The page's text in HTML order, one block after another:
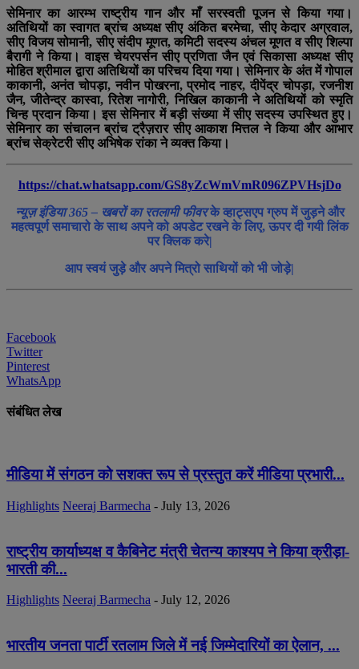
सेमिनार का आरम्भ राष्ट्रीय गान और माँ सरस्वती पूजन से किया गया।
अतिथियों का स्वागत ब्रांच अध्यक्ष सीए अंकित बरमेचा, सीए केदार अग्रवाल,
सीए विजय सोमानी, सीए संदीप मूणत, कमिटी सदस्य अंचल मूणत व सीए शिल्पा
बैरागी ने किया। वाइस चेयरपर्सन सीए प्रणिता जैन एवं सिकासा अध्यक्ष सीए
मोहित श्रीमाल द्वारा अतिथियों का परिचय दिया गया। सेमिनार के अंत में गोपाल
काकानी, अनंत चोपड़ा, नवीन पोखरना, प्रमोद नाहर, दीपेंद्र चोपड़ा, रजनीश
जैन, जीतेन्द्र कास्वा, रितेश नागोरी, निखिल काकानी ने अतिथियों को स्मृति
चिन्ह प्रदान किया। इस सेमिनार में बड़ी संख्या में सीए सदस्य उपस्थित हुए।
सेमिनार का संचालन ब्रांच ट्रैज़रार सीए आकाश मित्तल ने किया और आभार
ब्रांच सेक्रेटरी सीए अभिषेक रांका ने व्यक्त किया।
https://chat.whatsapp.com/GS8yZcWmVmR096ZPVHsjDo
न्यूज़ इंडिया 365 – खबरों का रतलामी फीवरके व्हाट्सएप ग्रुप में जुड़ने और
महत्वपूर्ण समाचारो के साथ अपने को अपडेट रखने के लिए, ऊपर दी गयी लिंक
पर क्लिक करे|
आप स्वयं जुड़े और अपने मित्रो साथियों को भी जोड़े|
Facebook
Twitter
Pinterest
WhatsApp
संबंधित लेख
मीडिया में संगठन को सशक्त रूप से प्रस्तुत करें मीडिया प्रभारी...
Highlights Neeraj Barmecha - July 13, 2026
राष्ट्रीय कार्याध्यक्ष व कैबिनेट मंत्री चेतन्य काश्यप ने किया क्रीड़ा-
भारती की...
Highlights Neeraj Barmecha - July 12, 2026
भारतीय जनता पार्टी रतलाम जिले में नई जिम्मेदारियों का ऐलान, ...